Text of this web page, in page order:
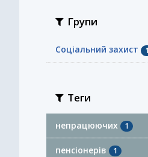
Групи
Соціальний захист 1
Теги
непрацюючих 1
пенсіонерів 1